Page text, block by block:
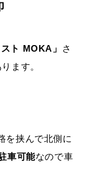
スト MOKA」
さ
ます。
を挟んで北側に
車可能なので車